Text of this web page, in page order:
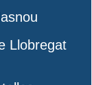
Llobregat